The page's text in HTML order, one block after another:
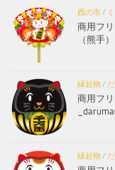
酉の市 /
商用フ
（熊手
縁起物 /
商用フ
縁起物 /